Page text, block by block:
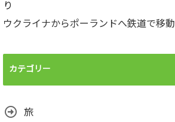
り
ウクライナからポーランドへ鉄道で移動
カテゴリー
旅